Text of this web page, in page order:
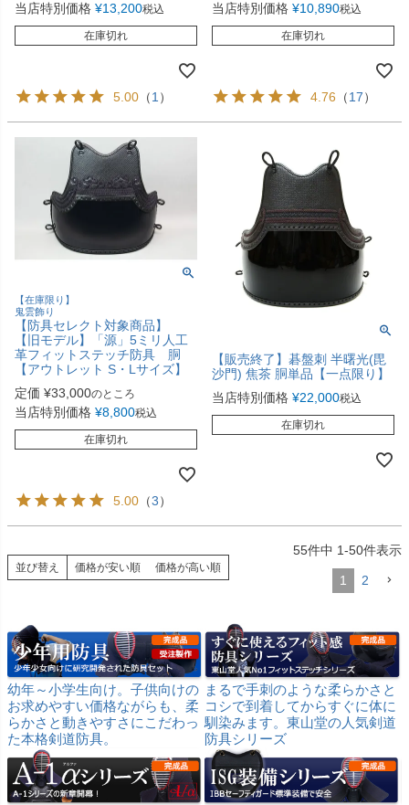
当店特別価格 ¥13,200税込
在庫切れ
5.00 （1 ）
当店特別価格 ¥10,890税込
在庫切れ
4.76 （17）
【在庫限り】
鬼雲飾り
【防具セレクト対象商品】
【旧モデル】「源」5ミリ人工
革フィットステッチ防具 胴
【アウトレット S・Lサイズ】
定価 ¥33,000のところ
当店特別価格 ¥8,800税込
在庫切れ
5.00 （3）
【販売終了】碁盤刺 半曙光(毘
沙門) 焦茶 胴単品【一点限り】
当店特別価格 ¥22,000税込
在庫切れ
並び替え 価格が安い順 価格が高い順
55件中 1-50件表示
1 2
幼年～小学生向け。子供向けの
お求めやすい価格ながらも、柔
らかさと動きやすさにこだわっ
た本格剣道防具。
まるで手刺のような柔らかさと
コシで到着してからすぐに体に
馴染みます。東山堂の人気剣道
防具シリーズ